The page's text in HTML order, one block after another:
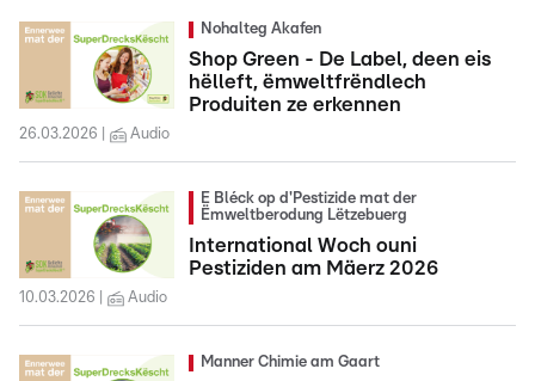
Nohalteg Akafen
Shop Green - De Label, deen eis
hëlleft, ëmweltfrëndlech
Produiten ze erkennen
26.03.2026 Audio
E Bléck op d'Pestizide mat der
Ëmweltberodung Lëtzebuerg
International Woch ouni
Pestiziden am Mäerz 2026
10.03.2026 Audio
Manner Chimie am Gaart